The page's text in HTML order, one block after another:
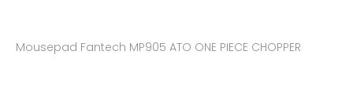
Mousepad Fantech MP905 ATO ONE PIECE CHOPPER